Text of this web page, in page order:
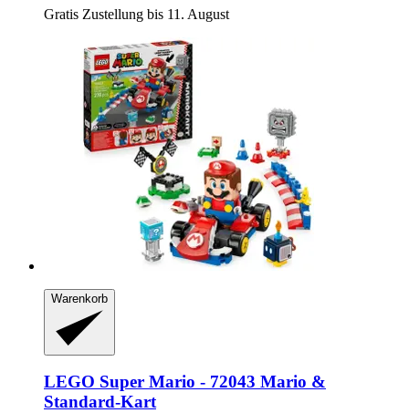
Gratis Zustellung bis 11. August
Warenkorb
LEGO Super Mario -​ 72043 Mario &
Standard-​Kart